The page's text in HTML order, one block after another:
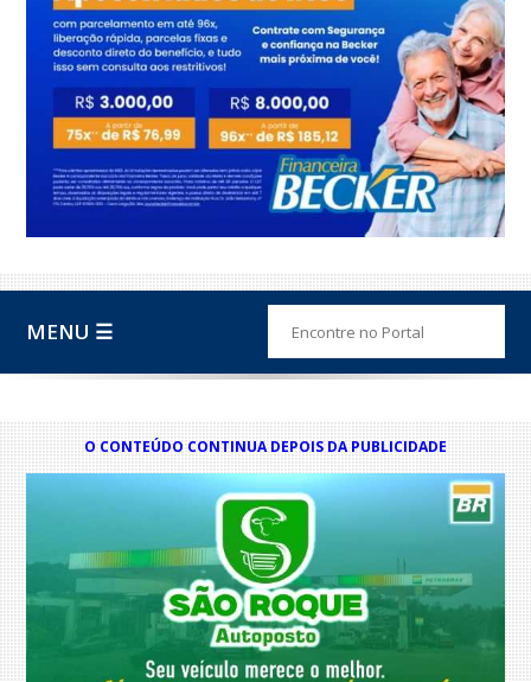
MENU ☰
O CONTEÚDO CONTINUA DEPOIS DA PUBLICIDADE